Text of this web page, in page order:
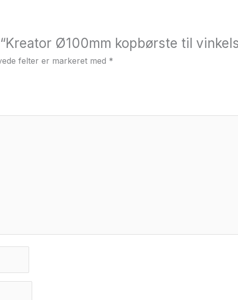
Ø100mm kopbørste til
felter er markeret med *